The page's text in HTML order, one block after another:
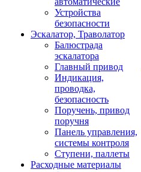
Устройства
безопасности
Эскалатор, Траволатор
Балюстрада
эскалатора
Главный привод
Индикация,
проводка,
безопасность
Поручень, привод
поручня
Панель управления,
системы контроля
Ступени, паллеты
Расходные материалы